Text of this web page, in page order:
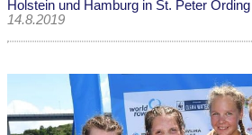
Holstein und Hamburg in St. Peter
14.8.2019